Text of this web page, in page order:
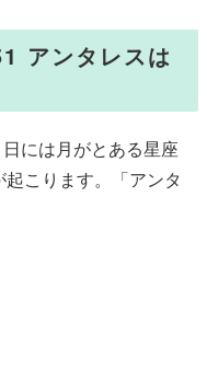
アンタレスは
には月がとある星座
こります。「アンタ